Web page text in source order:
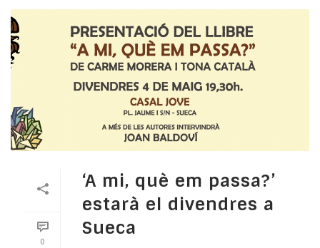
0
‘A mi, què em passa?’
estarà el divendres a
Sueca